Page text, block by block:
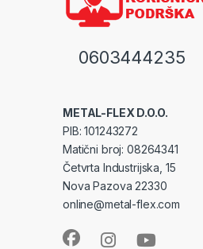
0603444235
METAL-FLEX D.O.O.
PIB: 101243272
Matični broj: 08264341
Četvrta Industrijska, 15
Nova Pazova 22330
online@metal-flex.com